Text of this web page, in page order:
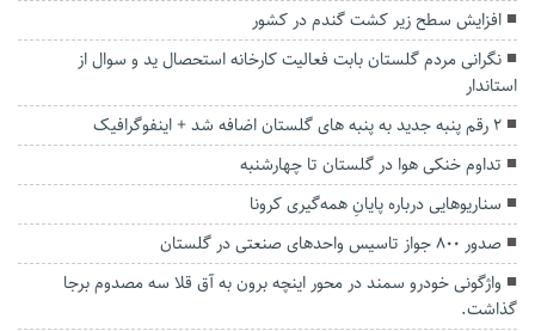
افزایش سطح زیر کشت گندم در کشور
نگرانی مردم گلستان بابت فعالیت کارخانه استحصال ید و سوال از
استاندار
۲ رقم پنبه جدید به پنبه های گلستان اضافه شد + اینفوگرافیک
تداوم خنکی هوا در گلستان تا چهارشنبه
سناریوهایی درباره پایانِ همه‌گیری کرونا
صدور ۸۰۰ جواز تاسیس واحد‌های صنعتی در گلستان
واژگونی خودرو سمند در محور اینچه برون به آق قلا سه مصدوم برجا
گذاشت.